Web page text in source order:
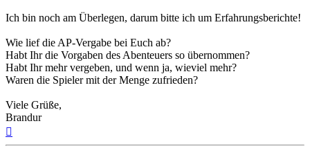
Ich bin noch am Überlegen, darum bitte ich um Erfahrungsberichte!
Wie lief die AP-Vergabe bei Euch ab?
Habt Ihr die Vorgaben des Abenteuers so übernommen?
Habt Ihr mehr vergeben, und wenn ja, wieviel mehr?
Waren die Spieler mit der Menge zufrieden?
Viele Grüße,
Brandur